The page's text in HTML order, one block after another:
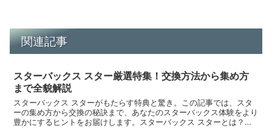
関連記事
スターバックス スター厳選特集！交換方法から集め方
まで全貌解説
スターバックス スターがもたらす特典と驚き。この記事では、スタ
ーの集め方から交換の秘訣まで、あなたのスターバックス体験をより
豊かにするヒントをお届けします。スターバックス スターとは？ス